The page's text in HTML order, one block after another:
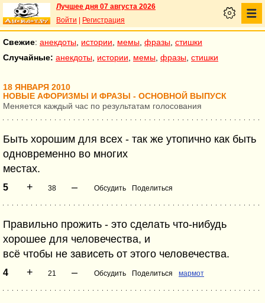
Лучшее дня 07 августа 2026
Войти
Регистрация
Свежие: анекдоты истории мемы фразы стишки
Случайные: анекдоты истории мемы фразы стишки
18 ЯНВАРЯ 2010
НОВЫЕ АФОРИЗМЫ И ФРАЗЫ - ОСНОВНОЙ ВЫПУСК
Меняется каждый час по результатам голосования
Быть хорошим для всех - так же утопично как быть
одновременно во многих
местах.
5 + 38 – Обсудить Поделиться
Правильно прожить - это сделать что-нибудь
хорошее для человечества, и
всё чтобы не зависеть от этого человечества.
4 + 21 – Обсудить Поделиться мармот